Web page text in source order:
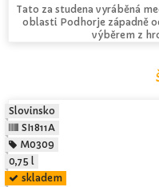
Tato za studena vyráběná
oblasti Podhorje západně
výběrem z
Slovinsko
SI1811A
M0309
0,75 l
skladem